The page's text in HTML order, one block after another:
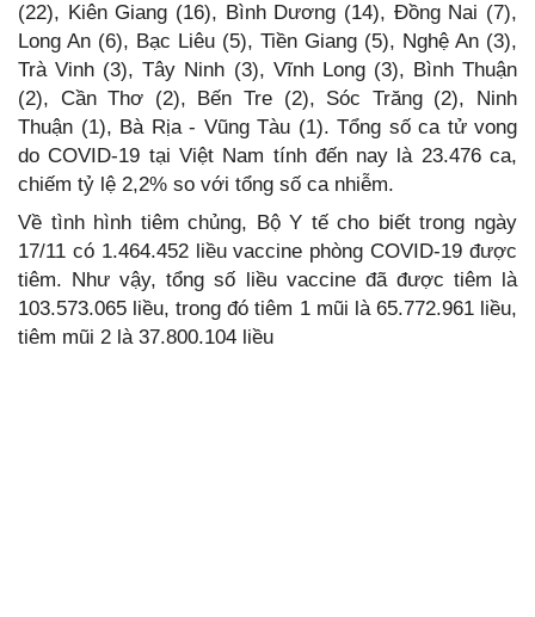
(22), Kiên Giang (16), Bình Dương (14), Đồng Nai (7),
Long An (6), Bạc Liêu (5), Tiền Giang (5), Nghệ An (3),
Trà Vinh (3), Tây Ninh (3), Vĩnh Long (3), Bình Thuận
(2), Cần Thơ (2), Bến Tre (2), Sóc Trăng (2), Ninh
Thuận (1), Bà Rịa - Vũng Tàu (1). Tổng số ca tử vong
do COVID-19 tại Việt Nam tính đến nay là 23.476 ca,
chiếm tỷ lệ 2,2% so với tổng số ca nhiễm.
Về tình hình tiêm chủng, Bộ Y tế cho biết trong ngày
17/11 có 1.464.452 liều vaccine phòng COVID-19 được
tiêm. Như vậy, tổng số liều vaccine đã được tiêm là
103.573.065 liều, trong đó tiêm 1 mũi là 65.772.961 liều,
tiêm mũi 2 là 37.800.104 liều